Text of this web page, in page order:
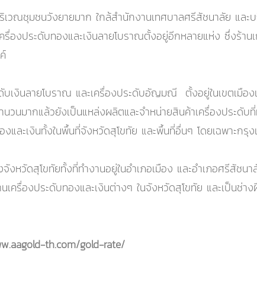
เวณชุมชนวังยายมาก ใกล้สำนักงานเทศบาลศรีสัชนาลัย แล
องประดับทองและเงินลายโบราณตั้งอยู่อีกหลายแห่ง ซึ่งร้
ดับเงินลายโบราณ และเครื่องประดับอัญมณี ตั้งอยู่ในเขตเมื
นวนมากแล้วยังเป็นแหล่งผลิตและจำหน่ายสินค้าเครื่องประดั
และเงินทั้งในพื้นที่จังหวัดสุโขทัย และพื้นที่อื่นๆ โดยเฉพาะกรุ
หวัดสุโขทัยทั้งที่ทำงานอยู่ในอำเภอเมือง และอำเภอศรีสัชน
ครื่องประดับทองและเงินต่างๆ ในจังหวัดสุโขทัย และเป็นช่า
th.com/gold-rate/